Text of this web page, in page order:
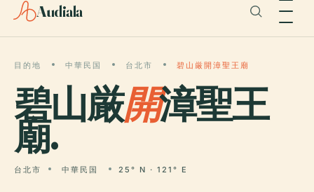
Audiala
目的地 中華民国 台北市 碧山厳開漳聖王廟
碧山厳開漳聖王
廟.
台北市 中華民国 25° N · 121° E